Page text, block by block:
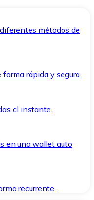
métodos de
rápida y segura.
al instante.
en una wallet auto
recurrente.